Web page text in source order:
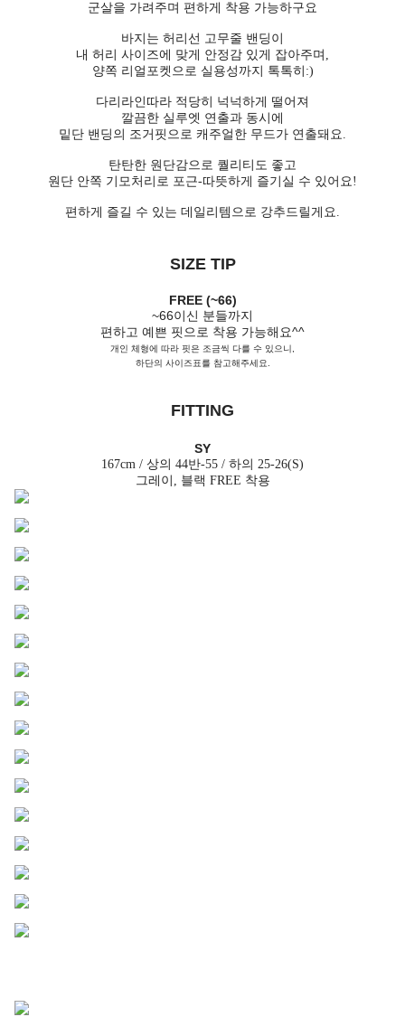
군살을 가려주며 편하게 착용 가능하구요
바지는 허리선 고무줄 밴딩이
내 허리 사이즈에 맞게 안정감 있게 잡아주며,
양쪽 리얼포켓으로 실용성까지 톡톡히:)
다리라인따라 적당히 넉넉하게 떨어져
깔끔한 실루엣 연출과 동시에
밑단 밴딩의 조거핏으로 캐주얼한 무드가 연출돼요.
탄탄한 원단감으로 퀄리티도 좋고
원단 안쪽 기모처리로 포근-따뜻하게 즐기실 수 있어요!
편하게 즐길 수 있는 데일리템으로 강추드릴게요.
SIZE TIP
FREE (~66)
~66이신 분들까지
편하고 예쁜 핏으로 착용 가능해요^^
개인 체형에 따라 핏은 조금씩 다를 수 있으니,
하단의 사이즈표를 참고해주세요.
FITTING
SY
167cm / 상의 44반-55 / 하의 25-26(S)
그레이, 블랙 FREE 착용